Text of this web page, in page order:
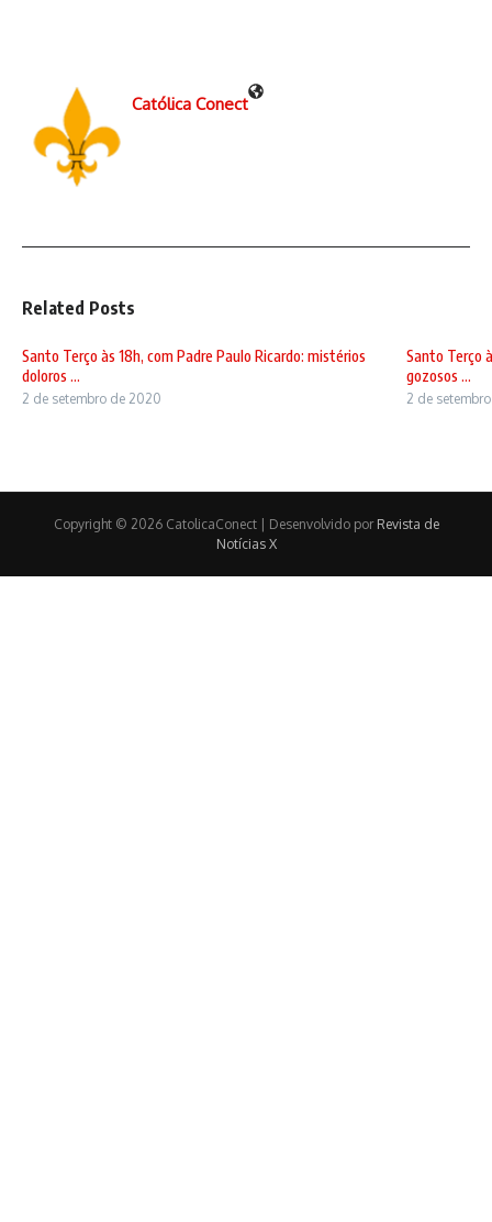
Católica Conect
Related Posts
Santo Terço às 18h, com Padre Paulo Ricardo: mistérios
doloros ...
2 de setembro de 2020
Santo Terço
gozosos ...
2 de
Copyright © 2026 CatolicaConect | Desenvolvido por Revista de
Notícias X